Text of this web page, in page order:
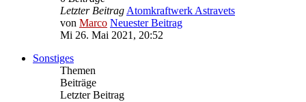
Letzter BeitragAtomkraftwerk Astravets
von Marco Neuester Beitrag
Mi 26. Mai 2021, 20:52
Sonstiges
Themen
Beiträge
Letzter Beitrag